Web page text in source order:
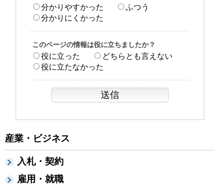
産業・ビジネス
入札・契約
雇用・就職
分かりやすかった
ふつう
分かりにくかった
このページの情報は役に立ちましたか？
役に立った
どちらとも言えない
役に立たなかった